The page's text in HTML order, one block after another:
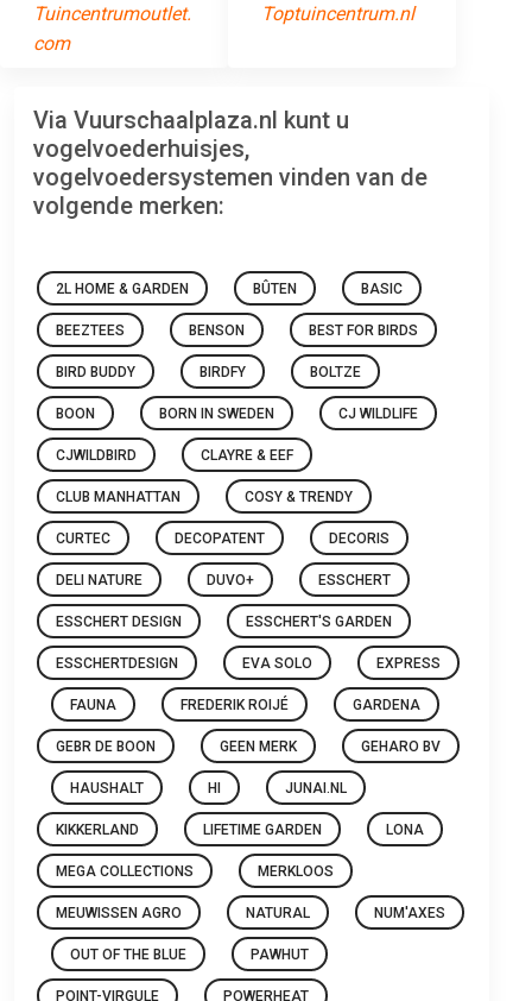
Tuincentrumoutlet.
com
Toptuincentrum.nl
Via Vuurschaalplaza.nl kunt u
vogelvoederhuisjes,
vogelvoedersystemen vinden van de
volgende merken:
2L HOME & GARDEN BÛTEN BASIC
BEEZTEES BENSON BEST FOR BIRDS
BIRD BUDDY BIRDFY BOLTZE
BOON BORN IN SWEDEN CJ WILDLIFE
CJWILDBIRD CLAYRE & EEF
CLUB MANHATTAN COSY & TRENDY
CURTEC DECOPATENT DECORIS
DELI NATURE DUVO+ ESSCHERT
ESSCHERT DESIGN ESSCHERT'S GARDEN
ESSCHERTDESIGN EVA SOLO EXPRESS
FAUNA FREDERIK ROIJÉ GARDENA
GEBR DE BOON GEEN MERK GEHARO BV
HAUSHALT HI JUNAI.NL
KIKKERLAND LIFETIME GARDEN LONA
MEGA COLLECTIONS MERKLOOS
MEUWISSEN AGRO NATURAL NUM'AXES
OUT OF THE BLUE PAWHUT
POINT-VIRGULE POWERHEAT